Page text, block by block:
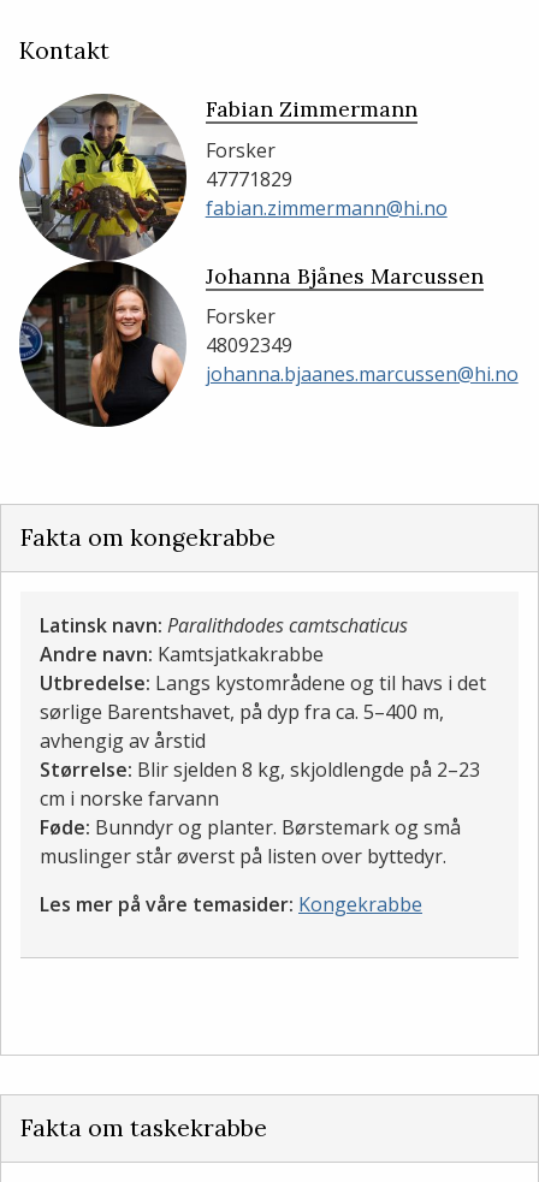
Kontakt
Fabian Zimmermann
Forsker
47771829
fabian.zimmermann@hi.no
Johanna Bjånes Marcussen
Forsker
48092349
johanna.bjaanes.marcussen@hi.no
Fakta om kongekrabbe
Latinsk navn: Paralithdodes camtschaticus
Andre navn: Kamtsjatkakrabbe​​​​​​​
Utbredelse: Langs kystområdene og til havs i det
sørlige Barentshavet, på dyp fra ca. 5–400 m,
avhengig av årstid
Størrelse: Blir sjelden 8 kg, skjoldlengde på 2–23
cm i norske farvann
Føde: Bunndyr og planter. Børstemark og små
muslinger står øverst på listen over byttedyr.
Les mer på våre temasider: Kongekrabbe
Fakta om taskekrabbe